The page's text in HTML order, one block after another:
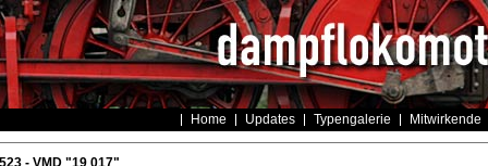
Home Updates Typengalerie Mitwirkende
- VMD "19 017"